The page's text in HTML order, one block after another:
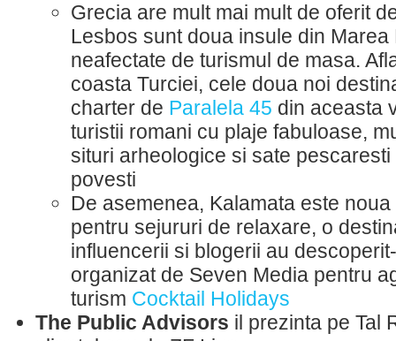
Grecia are mult mai mult de oferit
Lesbos sunt doua insule din
neafectate de turismul de masa.
coasta Turciei, cele doua noi
charter de Paralela 45 din aceasta
turistii romani cu plaje fabuloase,
situri arheologice si sate
povesti
De asemenea, Kalamata este
pentru sejururi de relaxare, o
influencerii si blogerii au
organizat de Seven Media pentru
turism Cocktail Holidays
The Public Advisors il prezinta pe Tal